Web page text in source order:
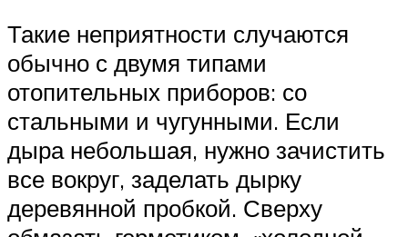
Такие неприятности случаются
обычно с двумя типами
отопительных приборов: со
стальными и чугунными. Если
дыра небольшая, нужно зачистить
все вокруг, заделать дырку
деревянной пробкой. Сверху